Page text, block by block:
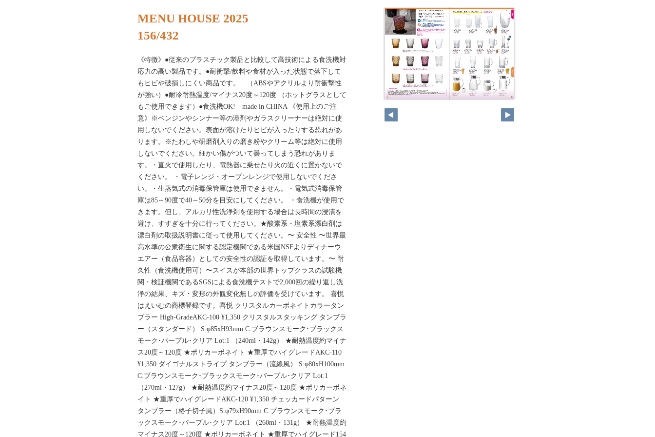
MENU HOUSE 2025
156/432
《特徴》●従来のプラスチック製品と比較して高技術による食洗機対
応力の高い製品です。●耐衝撃/飲料や食材が入った状態で落下して
もヒビや破損しにくい商品です。 （ABSやアクリルより耐衝撃性
が強い）●耐冷耐熱温度/マイナス20度～120度 （ホットグラスとして
もご使用できます）●食洗機OK! made in CHINA 《使用上のご注
意》※ベンジンやシンナー等の溶剤やガラスクリーナーは絶対に使
用しないでください。表面が溶けたりヒビが入ったりする恐れがあ
ります。※たわしや研磨剤入りの磨き粉やクリーム等は絶対に使用
しないでください。細かい傷がついて曇ってしまう恐れがありま
す。・直火で使用したり、電熱器に乗せたり火の近くに置かないで
ください。 ・電子レンジ・オーブンレンジで使用しないでくださ
い。・生蒸気式の消毒保管庫は使用できません。・電気式消毒保管
庫は85～90度で40～50分を目安にしてください。 ・食洗機が使用で
きます。但し、アルカリ性洗浄剤を使用する場合は長時間の浸漬を
避け、すすぎを十分に行ってください。★酸素系・塩素系漂白剤は
漂白剤の取扱説明書に従って使用してください。〜 安全性 〜世界最
高水準の公衆衛生に関する認定機関である米国NSFよりディナーウ
エアー（食品容器）としての安全性の認証を取得しています。〜 耐
久性（食洗機使用可）〜スイスが本部の世界トップクラスの試験機
関・検証機関であるSGSによる食洗機テストで2,000回の繰り返し洗
浄の結果、キズ・変形の外観変化無しの評価を受けています。 喜悦
はえいむの商標登録です。喜悦 クリスタルカーボネイトカラータン
ブラー High-GradeAKC-100 ¥1,350 クリスタルスタッキング タンブラ
ー（スタンダード） S:φ85xH93mm C:ブラウンスモーク･ブラックス
モーク･パープル･クリア Lot:1 （240ml・142g） ★耐熱温度約マイナ
ス20度～120度 ★ポリカーボネイト ★重厚でハイグレードAKC-110
¥1,350 ダイゴナルストライプ タンブラー（流線風） S:φ80xH100mm
C:ブラウンスモーク･ブラックスモーク･パープル･クリア Lot:1
（270ml・127g） ★耐熱温度約マイナス20度～120度 ★ポリカーボネ
イト ★重厚でハイグレードAKC-120 ¥1,350 チェッカードパターン
タンブラー（格子切子風）S:φ79xH90mm C:ブラウンスモーク･ブラ
ックスモーク･パープル･クリア Lot:1 （260ml・131g） ★耐熱温度約
マイナス20度～120度 ★ポリカーボネイト ★重厚でハイグレード154